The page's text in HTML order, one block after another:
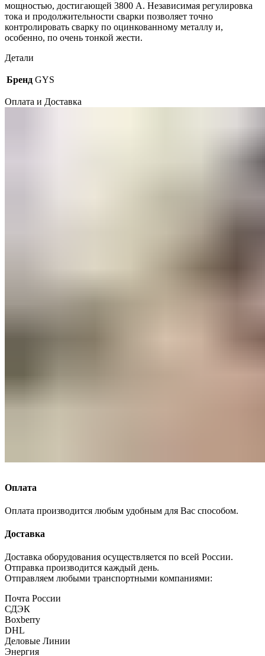
мощностью, достигающей 3800 A. Независимая регулировка
тока и продолжительности сварки позволяет точно
контролировать сварку по оцинкованному металлу и,
особенно, по очень тонкой жести.
Детали
Бренд GYS
Оплата и Доставка
Оплата
Оплата производится любым удобным для Вас способом.
Доставка
Доставка оборудования осуществляется по всей России.
Отправка производится каждый день.
Отправляем любыми транспортными компаниями:
Почта России
СДЭК
Boxberry
DHL
Деловые Линии
Энергия